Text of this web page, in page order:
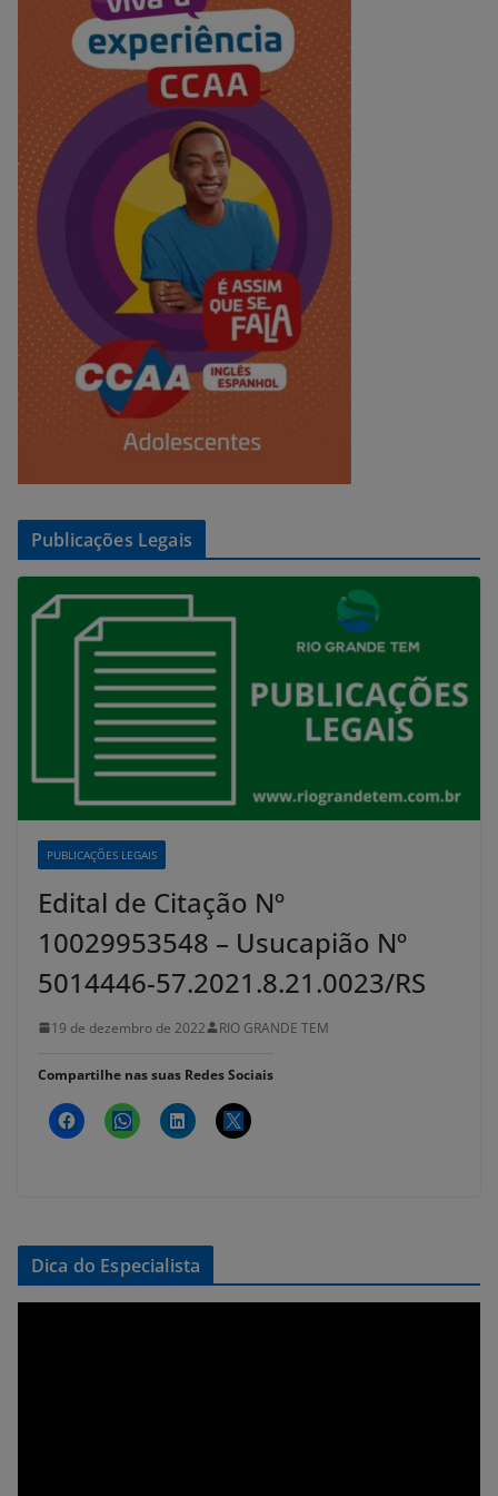
Publicações Legais
PUBLICAÇÕES LEGAIS
Edital de Citação Nº
10029953548 – Usucapião Nº
5014446-57.2021.8.21.0023/RS
19 de dezembro de 2022 RIO GRANDE TEM
Compartilhe nas suas Redes Sociais
Dica do Especialista